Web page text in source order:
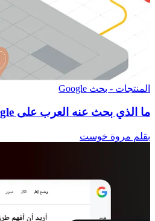
المنتجات - بحث Google
ما الذي بحث عنه العرب على Google في عام 2025؟
بقلم مروة خوست